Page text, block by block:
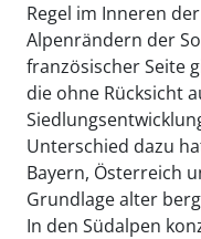
Regel im Inneren
Alpenrändern der
französischer Seite
die ohne Rücksicht
Unterschied dazu
Bayern, Österreich
Grundlage alter
In den Südalpen